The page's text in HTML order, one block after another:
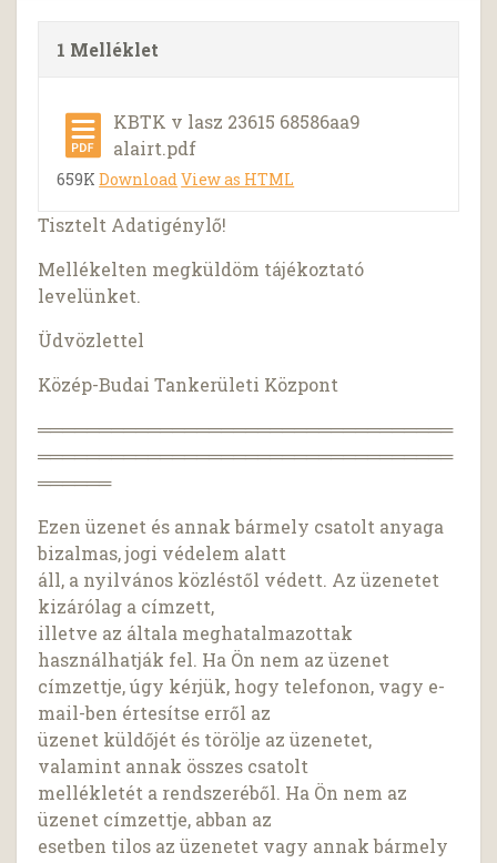
1 Melléklet
KBTK v lasz 23615 68586aa9
alairt.pdf
659KDownloadView as HTML
Tisztelt Adatigénylő!
Mellékelten megküldöm tájékoztató
levelünket.
Üdvözlettel
Közép-Budai Tankerületi Központ
══════════════════════════════════
══════════════════════════════════
══════
Ezen üzenet és annak bármely csatolt anyaga
bizalmas, jogi védelem alatt
áll, a nyilvános közléstől védett. Az üzenetet
kizárólag a címzett,
illetve az általa meghatalmazottak
használhatják fel. Ha Ön nem az üzenet
címzettje, úgy kérjük, hogy telefonon, vagy e-
mail-ben értesítse erről az
üzenet küldőjét és törölje az üzenetet,
valamint annak összes csatolt
mellékletét a rendszeréből. Ha Ön nem az
üzenet címzettje, abban az
esetben tilos az üzenetet vagy annak bármely